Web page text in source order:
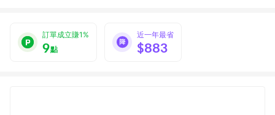
訂單成立賺1%
9點
近一年最省
$883